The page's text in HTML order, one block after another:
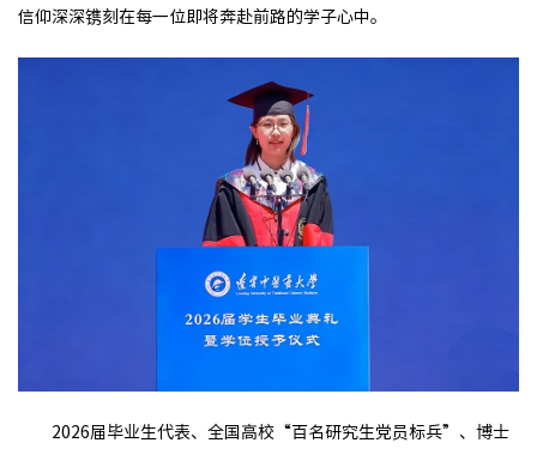
信仰深深镌刻在每一位即将奔赴前路的学子心中。
2026届毕业生代表、全国高校“百名研究生党员标兵”、博士